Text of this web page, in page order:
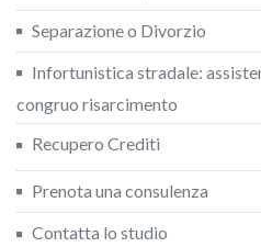
Separazione o Divorzio
Infortunistica stradale:
congruo risarcimento
Recupero Crediti
Prenota una consulenza
Contatta lo studio